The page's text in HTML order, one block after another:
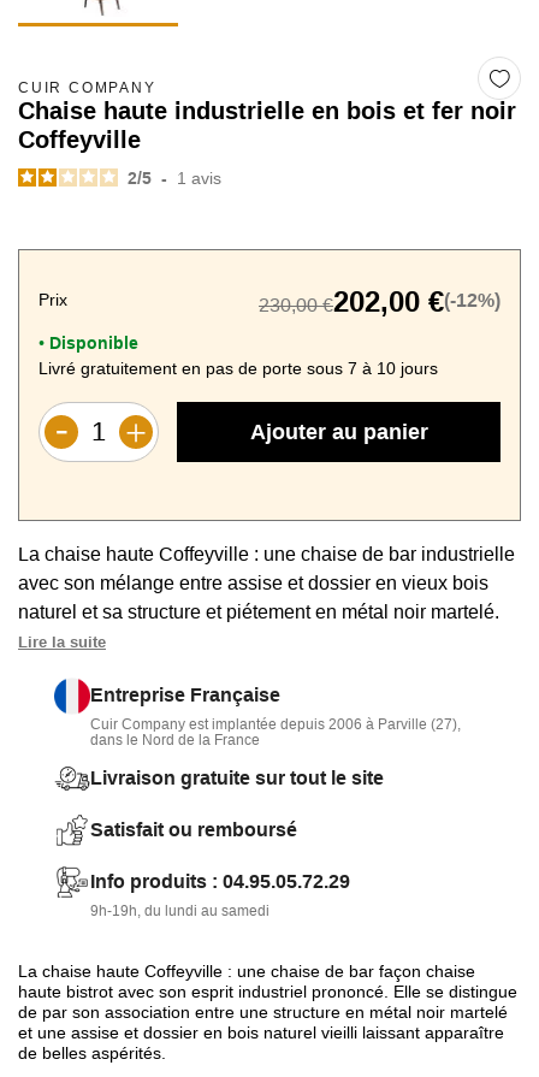
CUIR COMPANY
Chaise haute industrielle en bois et fer noir
Coffeyville
2/5 - 1 avis
Prix 230,00 €202,00 €(-12%)
• Disponible
Livré gratuitement en pas de porte sous 7 à 10 jours
Ajouter au panier
La chaise haute Coffeyville : une chaise de bar industrielle
avec son mélange entre assise et dossier en vieux bois
naturel et sa structure et piétement en métal noir martelé.
Produit robuste grâce à l'emploi de fer et de bois de pin
Lire la suite
Entreprise Française
Cuir Company est implantée depuis 2006 à Parville (27),
dans le Nord de la France
Livraison gratuite sur tout le site
Satisfait ou remboursé
Info produits : 04.95.05.72.29
9h-19h, du lundi au samedi
La chaise haute Coffeyville : une chaise de bar façon chaise
haute bistrot avec son esprit industriel prononcé. Elle se distingue
de par son association entre une structure en métal noir martelé
et une assise et dossier en bois naturel vieilli laissant apparaître
de belles aspérités.